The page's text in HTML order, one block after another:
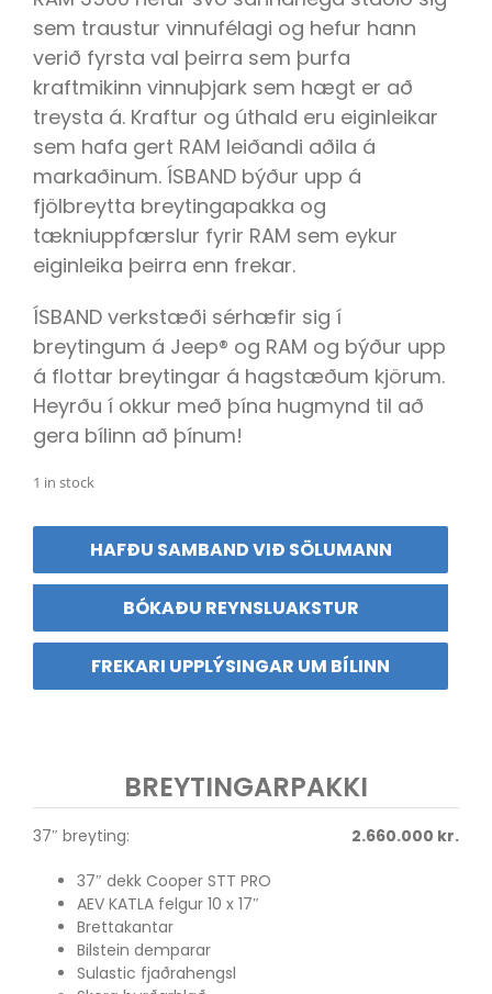
sem traustur vinnufélagi og hefur hann
verið fyrsta val þeirra sem þurfa
kraftmikinn vinnuþjark sem hægt er að
treysta á. Kraftur og úthald eru eiginleikar
sem hafa gert RAM leiðandi aðila á
markaðinum. ÍSBAND býður upp á
fjölbreytta breytingapakka og
tækniuppfærslur fyrir RAM sem eykur
eiginleika þeirra enn frekar.
ÍSBAND verkstæði sérhæfir sig í
breytingum á Jeep® og RAM og býður upp
á flottar breytingar á hagstæðum kjörum.
Heyrðu í okkur með þína hugmynd til að
gera bílinn að þínum!
1 in stock
HAFÐU SAMBAND VIÐ SÖLUMANN
BÓKAÐU REYNSLUAKSTUR
FREKARI UPPLÝSINGAR UM BÍLINN
BREYTINGARPAKKI
37″ breyting: 2.660.000 kr.
37″ dekk Cooper STT PRO
AEV KATLA felgur 10 x 17″
Brettakantar
Bilstein demparar
Sulastic fjaðrahengsl